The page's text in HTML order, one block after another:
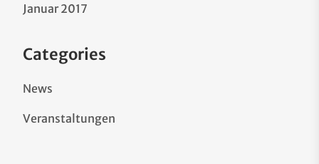
Januar 2017
Categories
News
Veranstaltungen